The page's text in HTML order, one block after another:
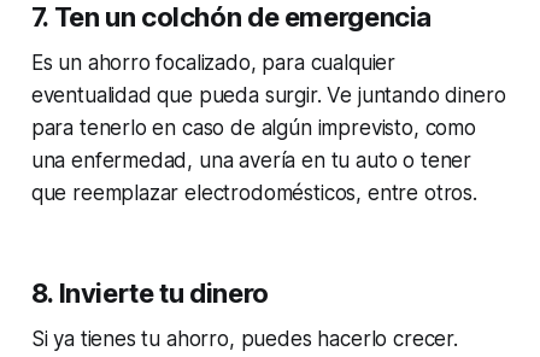
7. Ten un colchón de emergencia
Es un ahorro focalizado, para cualquier
eventualidad que pueda surgir. Ve juntando dinero
para tenerlo en caso de algún imprevisto, como
una enfermedad, una avería en tu auto o tener
que reemplazar electrodomésticos, entre otros.
8. Invierte tu dinero
Si ya tienes tu ahorro, puedes hacerlo crecer.